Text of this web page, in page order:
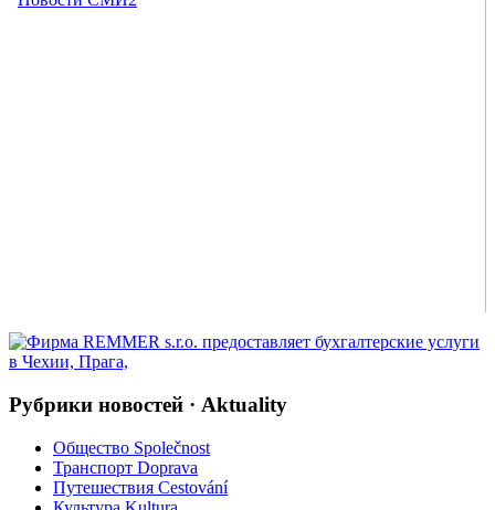
Рубрики новостей · Aktuality
Общество Společnost
Транспорт Doprava
Путешествия Cestování